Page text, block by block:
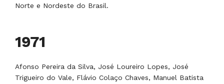
Norte e Nordeste do Brasil.
1972
O então Governador do Estado, Ernany Sátyro,
sancionou a Lei 3.688, que reconheceu os Institutos